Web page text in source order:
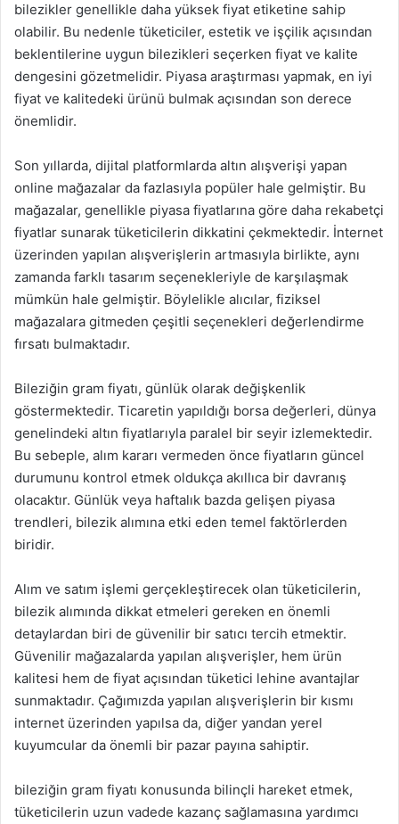
bilezikler genellikle daha yüksek fiyat etiketine sahip
olabilir. Bu nedenle tüketiciler, estetik ve işçilik açısından
beklentilerine uygun bilezikleri seçerken fiyat ve kalite
dengesini gözetmelidir. Piyasa araştırması yapmak, en iyi
fiyat ve kalitedeki ürünü bulmak açısından son derece
önemlidir.
Son yıllarda, dijital platformlarda altın alışverişi yapan
online mağazalar da fazlasıyla popüler hale gelmiştir. Bu
mağazalar, genellikle piyasa fiyatlarına göre daha rekabetçi
fiyatlar sunarak tüketicilerin dikkatini çekmektedir. İnternet
üzerinden yapılan alışverişlerin artmasıyla birlikte, aynı
zamanda farklı tasarım seçenekleriyle de karşılaşmak
mümkün hale gelmiştir. Böylelikle alıcılar, fiziksel
mağazalara gitmeden çeşitli seçenekleri değerlendirme
fırsatı bulmaktadır.
Bileziğin gram fiyatı, günlük olarak değişkenlik
göstermektedir. Ticaretin yapıldığı borsa değerleri, dünya
genelindeki altın fiyatlarıyla paralel bir seyir izlemektedir.
Bu sebeple, alım kararı vermeden önce fiyatların güncel
durumunu kontrol etmek oldukça akıllıca bir davranış
olacaktır. Günlük veya haftalık bazda gelişen piyasa
trendleri, bilezik alımına etki eden temel faktörlerden
biridir.
Alım ve satım işlemi gerçekleştirecek olan tüketicilerin,
bilezik alımında dikkat etmeleri gereken en önemli
detaylardan biri de güvenilir bir satıcı tercih etmektir.
Güvenilir mağazalarda yapılan alışverişler, hem ürün
kalitesi hem de fiyat açısından tüketici lehine avantajlar
sunmaktadır. Çağımızda yapılan alışverişlerin bir kısmı
internet üzerinden yapılsa da, diğer yandan yerel
kuyumcular da önemli bir pazar payına sahiptir.
bileziğin gram fiyatı konusunda bilinçli hareket etmek,
tüketicilerin uzun vadede kazanç sağlamasına yardımcı